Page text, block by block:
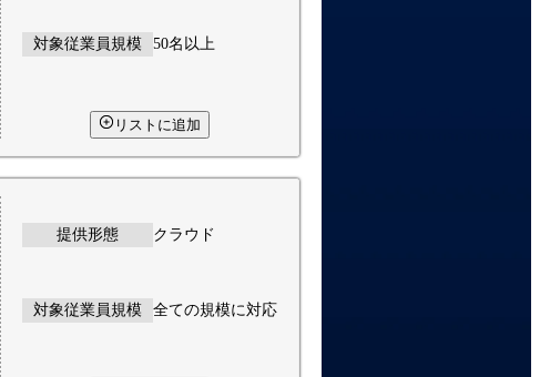
対象従業員規模 50名以上
リストに追加
提供形態 クラウド
対象従業員規模 全ての規模に対応